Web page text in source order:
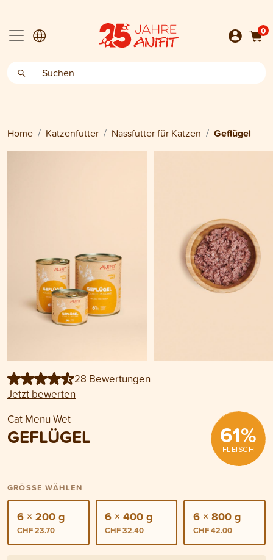
0
Home Katzenfutter Nassfutter für Katzen Geflügel
28 Bewertungen
Jetzt bewerten
Cat Menu Wet
GEFLÜGEL 61%
FLEISCH
GRÖSSE WÄHLEN
6 × 200 g
CHF 23.70
6 × 400 g
CHF 32.40
6 × 800 g
CHF 42.00